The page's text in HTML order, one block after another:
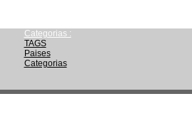
Categorias :
TAGS
Paises
Categorias